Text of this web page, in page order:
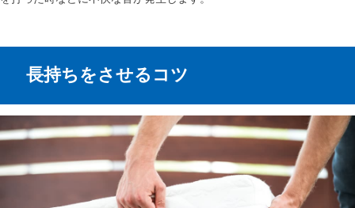
長持ちをさせるコツ